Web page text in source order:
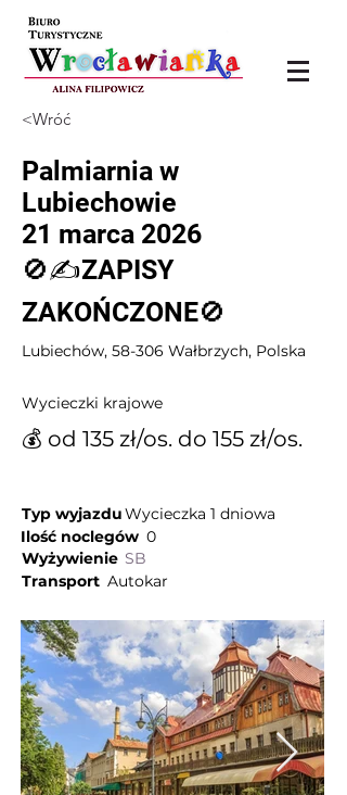
<Wróć
Palmiarnia w
Lubiechowie
21 marca 2026
🚫✍️ZAPISY
ZAKOŃCZONE🚫
Lubiechów, 58-306 Wałbrzych, Polska
Wycieczki krajowe
💰 od 135 zł/os. do 155 zł/os.
Typ wyjazduWycieczka 1 dniowa
Ilość noclegów 0
Wyżywienie SB
Transport Autokar